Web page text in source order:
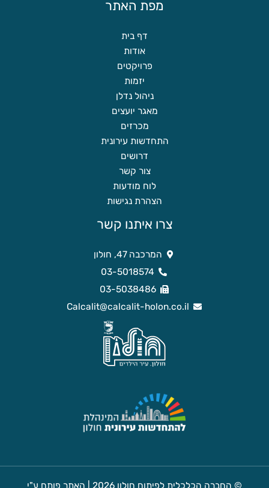
מפת האתר
דף בית
אודות
פרויקטים
יזמות
ניהול נדלן
מאגר יועצים
מכרזים
התחדשות עירונית
דרושים
צור קשר
לוח מודעות
הצהרת נגישות
צרו איתנו קשר
המרכבה 47, חולון
03-5018574
03-5038486
Calcalit@calcalit-holon.co.il
© החברה הכלכלית לפיתוח חולון 2026 | האתר פותח ע"י